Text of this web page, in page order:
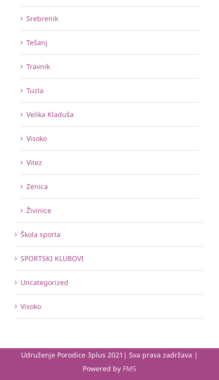
Srebrenik
Tešanj
Travnik
Tuzla
Velika Kladuša
Visoko
Vitez
Zenica
Živinice
Škola sporta
SPORTSKI KLUBOVI
Uncategorized
Visoko
Udruženje Porodice 3plus 2021| Sva prava zadržava |
Powered by FMS